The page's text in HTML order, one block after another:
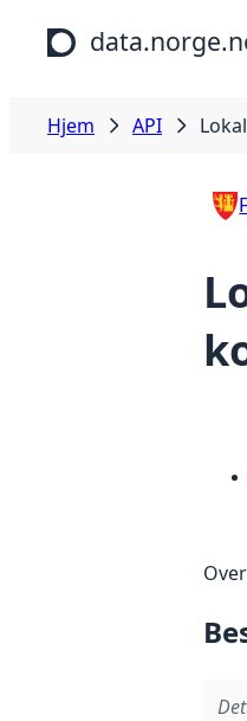
Hopp til hovedinnhold
Hjem API